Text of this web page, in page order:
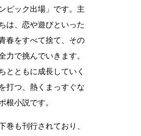
ンピック出場」です。主
は、恋や遊びといった
春をすべて捨て、その
力で挑んでいきます。
とともに成長していく
打つ、熱くまっすぐな
根小説です。
巻も刊行されており、